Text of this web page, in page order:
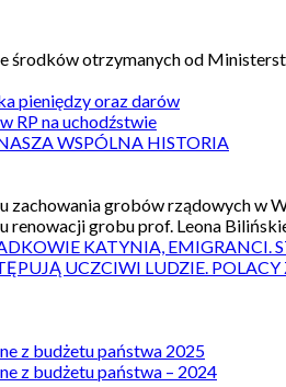
środków otrzymanych od
pieniędzy oraz darów
RP na uchodźstwie
WSPÓLNA HISTORIA
zachowania grobów rządowych w
renowacji grobu prof. Leona
KATYNIA, EMIGRANCI.
UCZCIWI LUDZIE.
z budżetu państwa 2025
z budżetu państwa – 2024